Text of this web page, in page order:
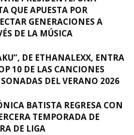
QUE APUESTA POR
GENERACIONES A
DE LA MÚSICA
DE ETHANALEXX, ENTRA
10 DE LAS CANCIONES
DEL VERANO 2026
BATISTA REGRESA CON
TEMPORADA DE
DE LIGA